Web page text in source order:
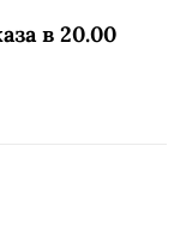
в 20.00